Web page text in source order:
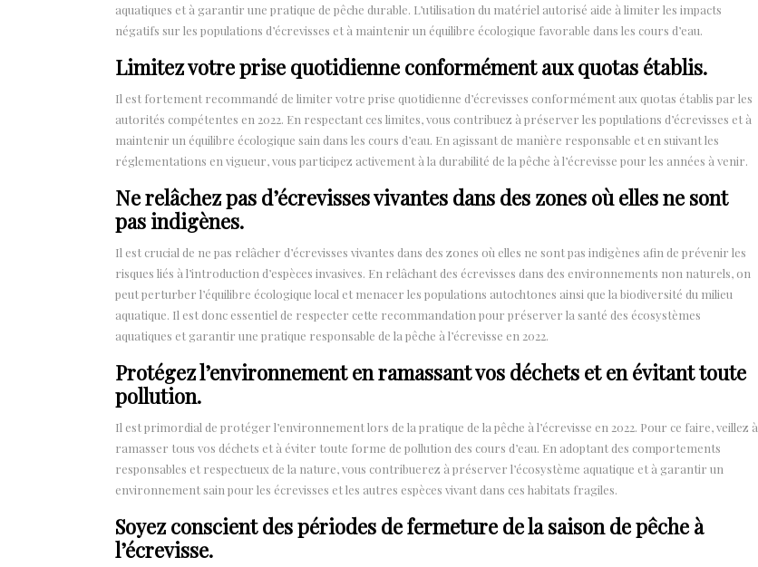
aquatiques et à garantir une pratique de pêche durable. L’utilisation du matériel autorisé aide à limiter les impacts
négatifs sur les populations d’écrevisses et à maintenir un équilibre écologique favorable dans les cours d’eau.
Limitez votre prise quotidienne conformément aux quotas établis.
Il est fortement recommandé de limiter votre prise quotidienne d’écrevisses conformément aux quotas établis par les
autorités compétentes en 2022. En respectant ces limites, vous contribuez à préserver les populations d’écrevisses et à
maintenir un équilibre écologique sain dans les cours d’eau. En agissant de manière responsable et en suivant les
réglementations en vigueur, vous participez activement à la durabilité de la pêche à l’écrevisse pour les années à venir.
Ne relâchez pas d’écrevisses vivantes dans des zones où elles ne sont
pas indigènes.
Il est crucial de ne pas relâcher d’écrevisses vivantes dans des zones où elles ne sont pas indigènes afin de prévenir les
risques liés à l’introduction d’espèces invasives. En relâchant des écrevisses dans des environnements non naturels, on
peut perturber l’équilibre écologique local et menacer les populations autochtones ainsi que la biodiversité du milieu
aquatique. Il est donc essentiel de respecter cette recommandation pour préserver la santé des écosystèmes
aquatiques et garantir une pratique responsable de la pêche à l’écrevisse en 2022.
Protégez l’environnement en ramassant vos déchets et en évitant toute
pollution.
Il est primordial de protéger l’environnement lors de la pratique de la pêche à l’écrevisse en 2022. Pour ce faire, veillez à
ramasser tous vos déchets et à éviter toute forme de pollution des cours d’eau. En adoptant des comportements
responsables et respectueux de la nature, vous contribuerez à préserver l’écosystème aquatique et à garantir un
environnement sain pour les écrevisses et les autres espèces vivant dans ces habitats fragiles.
Soyez conscient des périodes de fermeture de la saison de pêche à
l’écrevisse.